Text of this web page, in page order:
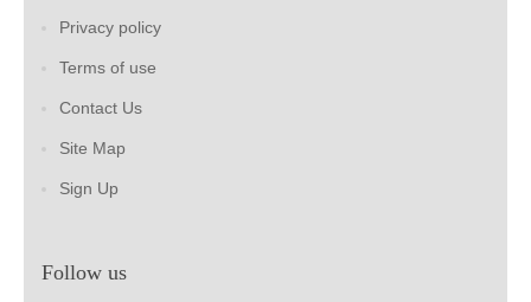
Privacy policy
Terms of use
Contact Us
Site Map
Sign Up
Follow us